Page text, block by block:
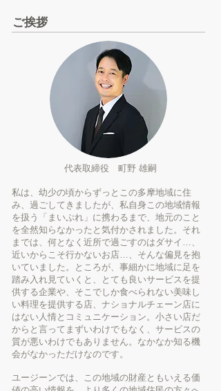
ご挨拶
代表取締役 町野 雄嗣
私は、幼少の頃からずっとこの多摩地域に住
み、過ごしてきましたが、私自身この地域情報
を扱う「まいぷれ」に携わるまで、地元のこと
を全然知らなかったと気付かされました。それ
までは、何となく近所で過ごすのはダサイ…、
近いからこそ行かないお店…、そんな偏見を抱
いていました。ところが、事細かに地域に足を
踏み入れ見ていくと、とても良いサービスを提
供する企業や、そこでしか食べられない美味し
い料理を提供する店、ナショナルチェーン店に
はない人情とコミュニケーション。小さい店だ
からと言ってまずいわけでもなく、サービスの
質が悪いわけでもありません。なかなか知る機
会がなかっただけなのです。
ユージーンでは、この地域の財産ともいえる価